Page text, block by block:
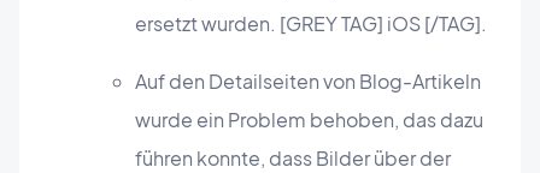
ersetzt wurden. [GREY TAG] iOS [/TAG].
Auf den Detailseiten von Blog-Artikeln
wurde ein Problem behoben, das dazu
führen konnte, dass Bilder über der